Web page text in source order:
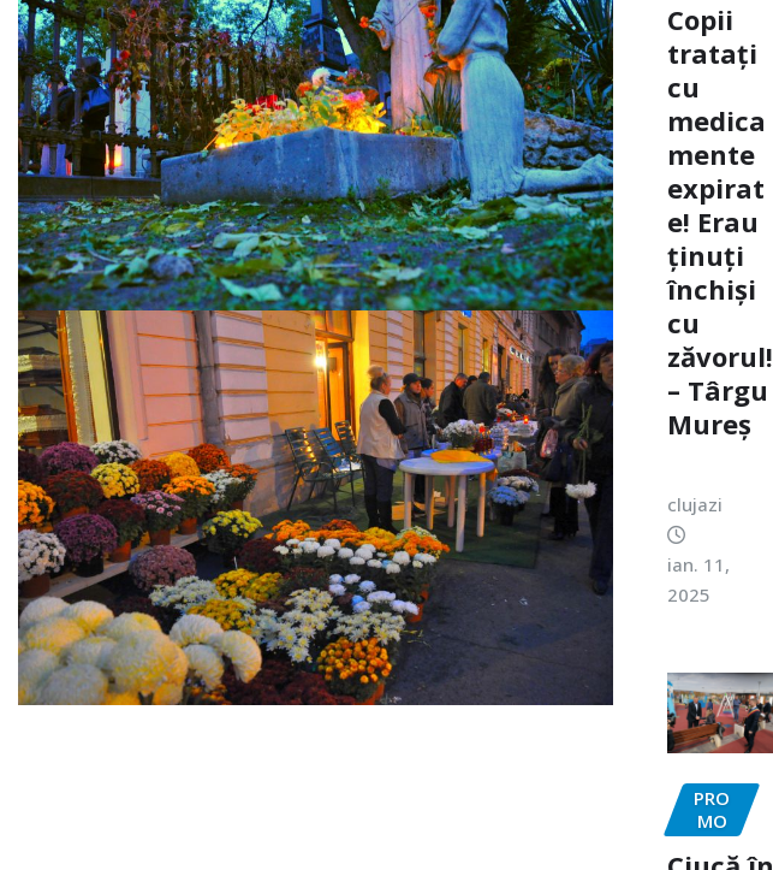
Copii
tratați
cu
medica
mente
expirat
e! Erau
ținuți
închiși
cu
zăvorul!
– Târgu
Mureș
clujazi
ian. 11,
2025
PRO
MO